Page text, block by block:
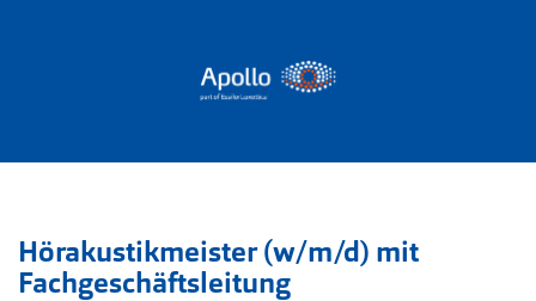
Hörakustikmeister (w/m/d) mit
Fachgeschäftsleitung